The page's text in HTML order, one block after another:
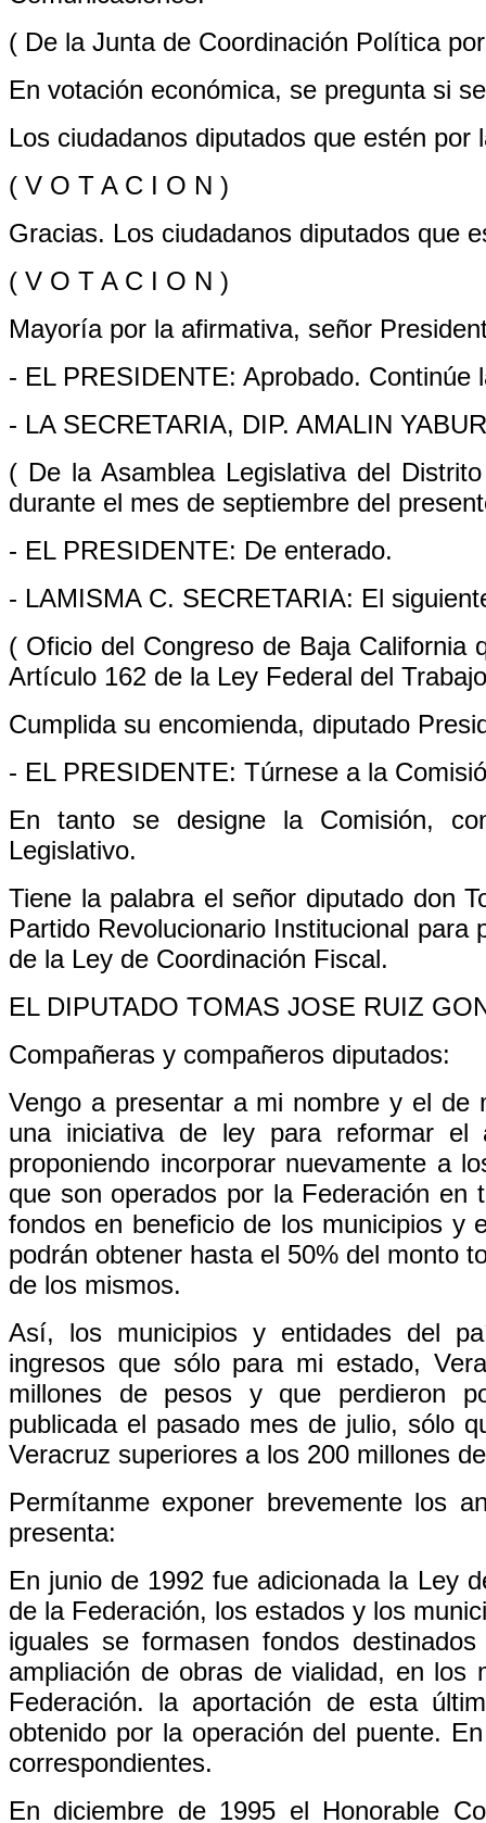
( De la Junta de Coordinación Política
En votación económica, se pregunta si
Los ciudadanos diputados que estén
( V O T A C I O N )
Gracias. Los ciudadanos diputados que
( V O T A C I O N )
Mayoría por la afirmativa, señor
- EL PRESIDENTE: Aprobado. Continúe
- LA SECRETARIA, DIP. AMALIN
( De la Asamblea Legislativa del
durante el mes de septiembre del
- EL PRESIDENTE: De enterado.
- LAMISMA C. SECRETARIA: El
( Oficio del Congreso de Baja California
Artículo 162 de la Ley Federal del
Cumplida su encomienda, diputado
- EL PRESIDENTE: Túrnese a la
En tanto se designe la Comisión,
Legislativo.
Tiene la palabra el señor diputado don
Partido Revolucionario Institucional
de la Ley de Coordinación Fiscal.
EL DIPUTADO TOMAS JOSE RUIZ
Compañeras y compañeros diputados:
Vengo a presentar a mi nombre y el de
una iniciativa de ley para reformar
proponiendo incorporar nuevamente a
que son operados por la Federación en
fondos en beneficio de los municipios y
podrán obtener hasta el 50% del monto
de los mismos.
Así, los municipios y entidades del
ingresos que sólo para mi estado,
millones de pesos y que perdieron
publicada el pasado mes de julio, sólo
Veracruz superiores a los 200 millones
Permítanme exponer brevemente los
presenta:
En junio de 1992 fue adicionada la Ley
de la Federación, los estados y los
iguales se formasen fondos
ampliación de obras de vialidad, en los
Federación. la aportación de esta
obtenido por la operación del puente.
correspondientes.
En diciembre de 1995 el Honorable